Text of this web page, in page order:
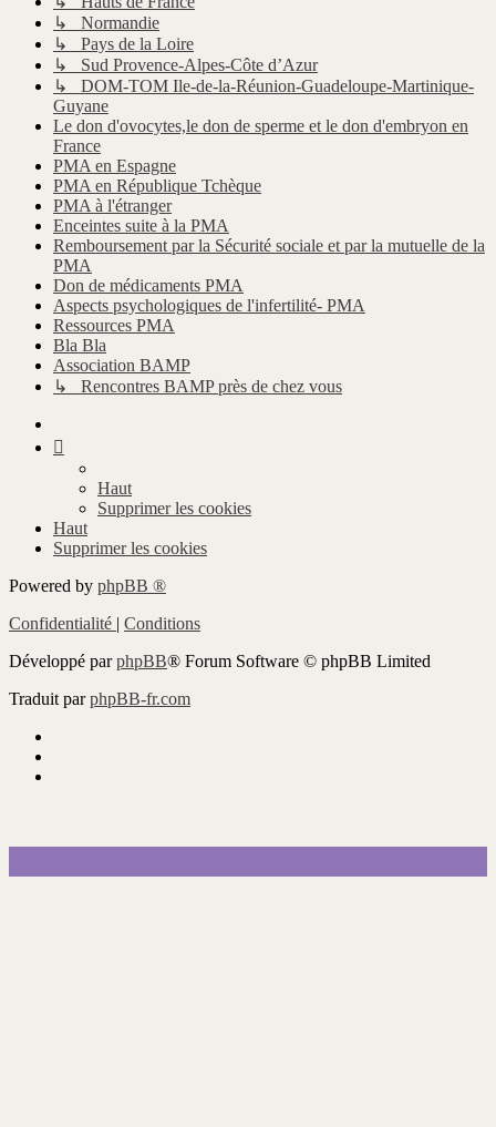
↳ Normandie
↳ Pays de la Loire
↳ Sud Provence-Alpes-Côte d’Azur
↳ DOM-TOM Ile-de-la-Réunion-Guadeloupe-Martinique-
Guyane
Le don d'ovocytes,le don de sperme et le don d'embryon en
France
PMA en Espagne
PMA en République Tchèque
PMA à l'étranger
Enceintes suite à la PMA
Remboursement par la Sécurité sociale et par la mutuelle de la
PMA
Don de médicaments PMA
Aspects psychologiques de l'infertilité- PMA
Ressources PMA
Bla Bla
Association BAMP
↳ Rencontres BAMP près de chez vous
Haut
Supprimer les cookies
Haut
Supprimer les cookies
Powered by phpBB ®
Confidentialité | Conditions
Développé parphpBB® Forum Software © phpBB Limited
Traduit parphpBB-fr.com